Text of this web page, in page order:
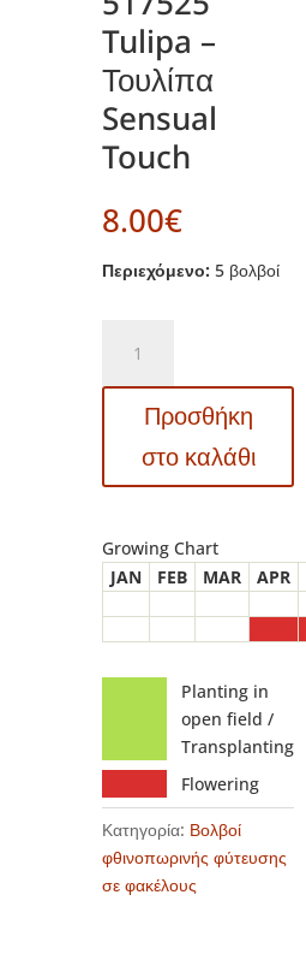
Tulipa –
Τουλίπα
Sensual
Touch
8.00€
Περιεχόμενο: 5 βολβοί
Tulipa
–
Τουλίπα
Touch
Προσθήκη
στο καλάθι
Growing Chart
JAN
FEB MAR APR
Planting in
open field /
Transplanting
Flowering
Κατηγορία: Βολβοί
φθινοπωρινής φύτευσης
σε φακέλους